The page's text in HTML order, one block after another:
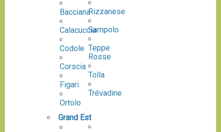
Bacciana
Calacuccia
Codole
Corscia
Figari
Ortolo
Rizzanese
Sampolo
Teppe
Rosse
Tolla
Trévadine
Grand Est